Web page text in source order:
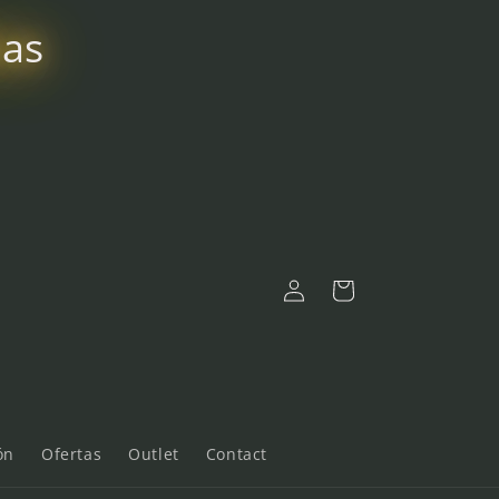
Ofertas Outlet Contact
ConnexionPanier